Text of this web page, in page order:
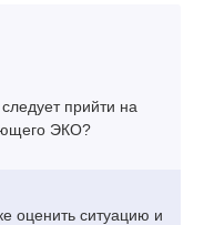
прийти на
ЭКО?
оценить ситуацию и